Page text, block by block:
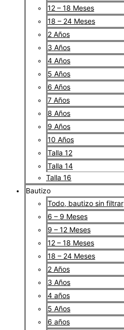
12 – 18 Meses
18 – 24 Meses
2 Años
3 Años
4 Años
5 Años
6 Años
7 Años
8 Años
9 Años
10 Años
Talla 12
Talla 14
Talla 16
Bautizo
Todo, bautizo sin filtrar
6 – 9 Meses
9 – 12 Meses
12 – 18 Meses
18 – 24 Meses
2 Años
3 Años
4 años
5 Años
6 años